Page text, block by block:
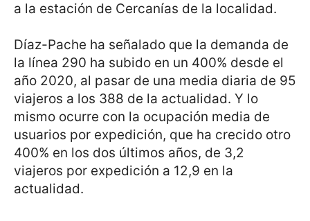
a la estación de Cercanías de la localidad.
Díaz-Pache ha señalado que la demanda de
la línea 290 ha subido en un 400% desde el
año 2020, al pasar de una media diaria de 95
viajeros a los 388 de la actualidad. Y lo
mismo ocurre con la ocupación media de
usuarios por expedición, que ha crecido otro
400% en los dos últimos años, de 3,2
viajeros por expedición a 12,9 en la
actualidad.